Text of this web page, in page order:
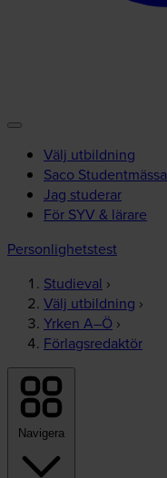
Välj utbildning
Saco Studentmässa
Jag studerar
För SYV & lärare
Personlighetstest
Studieval ›
Välj utbildning ›
Yrken A–Ö ›
Förlagsredaktör
Navigera